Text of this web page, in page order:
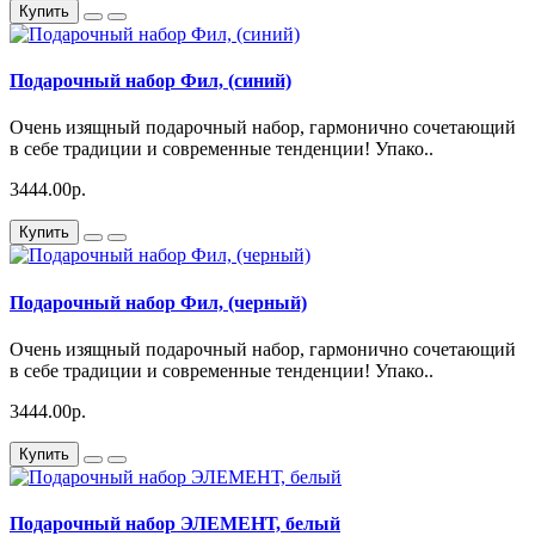
Купить
Подарочный набор Фил, (синий)
Очень изящный подарочный набор, гармонично сочетающий
в себе традиции и современные тенденции! Упако..
3444.00р.
Купить
Подарочный набор Фил, (черный)
Очень изящный подарочный набор, гармонично сочетающий
в себе традиции и современные тенденции! Упако..
3444.00р.
Купить
Подарочный набор ЭЛЕМЕНТ, белый